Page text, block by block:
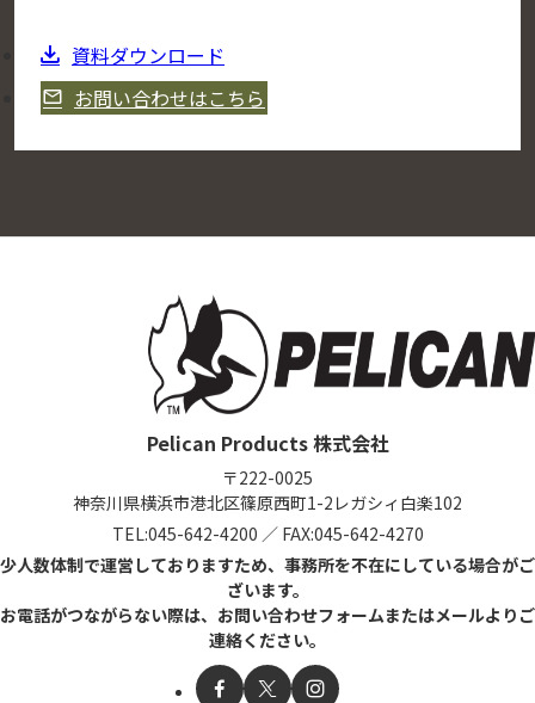
資料ダウンロード
お問い合わせはこちら
Pelican Products 株式会社
〒222-0025
神奈川県横浜市港北区篠原西町1-2 レガシィ白楽102
TEL:045-642-4200 ／ FAX:045-642-4270
少人数体制で運営しておりますため、事務所を不在にしている場合がご
ざいます。
お電話がつながらない際は、お問い合わせフォームまたはメールよりご
連絡ください。